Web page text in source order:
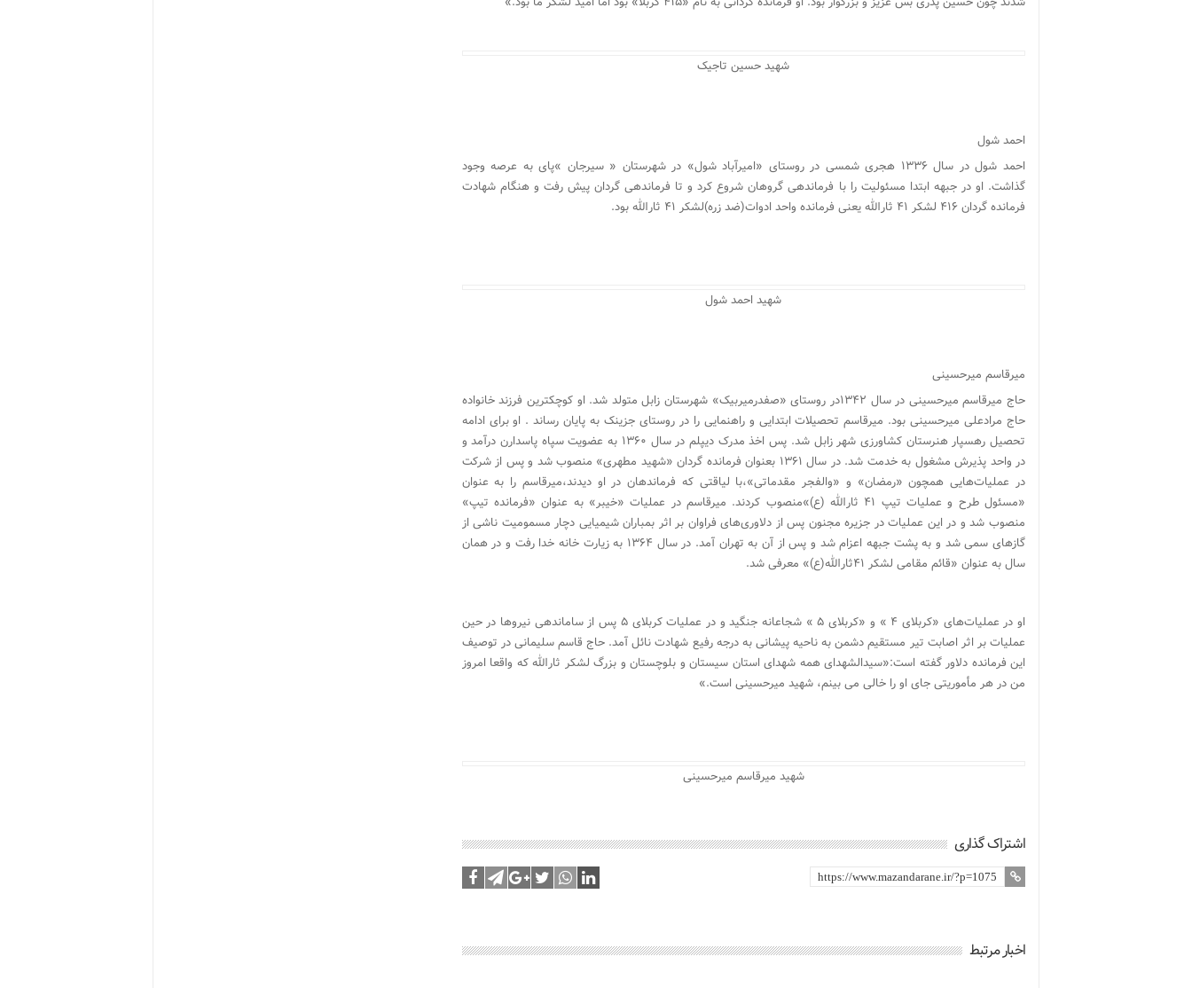
شهید حسین تاجیک
احمد شول
احمد شول در سال ۱۳۳۶ هجری شمسی در روستای «امیرآباد شول» در شهرستان « سیرجان »پای به عرصه وجود
گذاشت. او در جبهه ابتدا مسئولیت را با فرماندهی گروهان شروع کرد و تا فرماندهی گردان پیش رفت و هنگام شهادت
فرمانده گردان ۴۱۶ لشکر ۴۱ ثارالله یعنی فرمانده واحد ادوات(ضد زره)لشکر ۴۱ ثارالله بود.
شهید احمد شول
میرقاسم میرحسینی
حاج میرقاسم میرحسینی در سال ۱۳۴۲در روستای «صفدرمیربیک» شهرستان زابل متولد شد. او کوچکترین فرزند خانواده
حاج مرادعلی میرحسینی بود. میرقاسم تحصیلات ابتدایی و راهنمایی را در روستای جزینک به پایان رساند . او برای ادامه
تحصیل رهسپار هنرستان کشاورزی شهر زابل شد. پس اخذ مدرک دیپلم در سال ۱۳۶۰ به عضویت سپاه پاسدارن درآمد و
در واحد پذیرش مشغول به خدمت شد. در سال ۱۳۶۱ بعنوان فرمانده گردان «شهید مطهری» منصوب شد و پس از شرکت
در عملیات‌هایی همچون «رمضان» و «والفجر مقدماتی»،با لیاقتی که فرماندهان در او دیدند،میرقاسم را به عنوان
«مسئول طرح و عملیات تیپ ۴۱ ثارالله (ع)»منصوب کردند. میرقاسم در عملیات «خیبر» به عنوان «فرمانده تیپ»
منصوب شد و در این عملیات در جزیره مجنون پس از دلاوری‌های فراوان بر اثر بمباران شیمیایی دچار مسمومیت ناشی از
گازهای سمی شد و به پشت جبهه اعزام شد و پس از آن به تهران آمد. در سال ۱۳۶۴ به زیارت خانه خدا رفت و در همان
سال به عنوان «قائم مقامی لشکر ۴۱ثارالله(ع)» معرفی شد.
او در عملیات‌های «کربلای ۴ » و «کربلای ۵ » شجاعانه جنگید و در عملیات کربلای ۵ پس از ساماندهی نیروها در حین
عملیات بر اثر اصابت تیر مستقیم دشمن به ناحیه پیشانی به درجه رفیع شهادت نائل آمد. حاج قاسم سلیمانی در توصیف
این فرمانده دلاور گفته است:«سیدالشهدای همه شهدای استان سیستان و بلوچستان و بزرگ لشکر ثارالله که واقعا امروز
من در هر مأموریتی جای او را خالی می بینم، شهید میرحسینی است.»
شهید میرقاسم میرحسینی
اشتراک گذاری
اخبار مرتبط